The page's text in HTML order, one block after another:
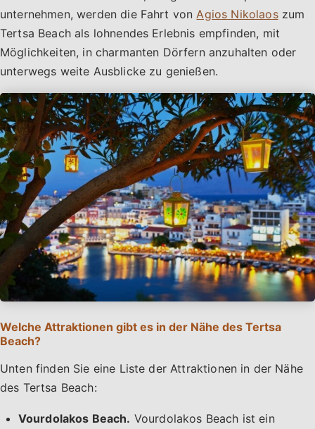
unternehmen, werden die Fahrt von Agios Nikolaoszum
Tertsa Beach als lohnendes Erlebnis empfinden, mit
Möglichkeiten, in charmanten Dörfern anzuhalten oder
unterwegs weite Ausblicke zu genießen.
Welche Attraktionen gibt es in der Nähe des Tertsa
Beach?
Unten finden Sie eine Liste der Attraktionen in der Nähe
des Tertsa Beach:
Vourdolakos Beach. Vourdolakos Beach ist ein